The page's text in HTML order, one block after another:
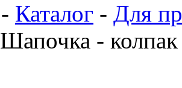
- Каталог - Для
Шапочка -